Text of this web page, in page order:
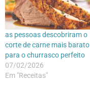
as pessoas descobriram o
corte de carne mais barato
para o churrasco perfeito
07/02/2026
Em "Receitas"